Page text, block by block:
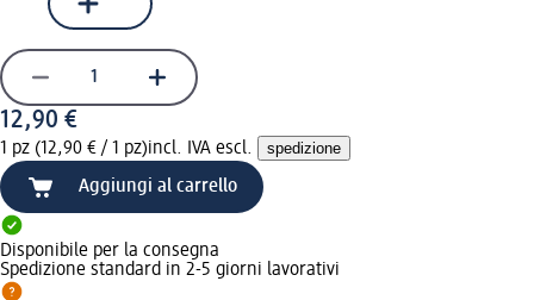
12,90 €
1 pz (12,90 € / 1 pz)incl. IVA escl. spedizione
Aggiungi al carrello
Disponibile per la consegna
Spedizione standard in 2-5 giorni lavorativi